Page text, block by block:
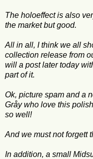
The holoeffect is also
the market but good.
All in all, I think we all
collection release from
will a post later today
part of it.
Ok, picture spam and a
Gråy who love this
so well!
And we must not forgett
In addition, a small